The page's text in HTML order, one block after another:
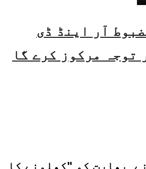
آر اینڈ ڈی
توجہ مرکوز کرے گا
بھارت کو "کھلونے کا